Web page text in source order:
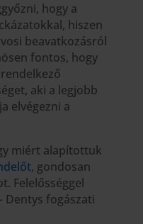
hogy a
hiszen
beavatkozásról
fontos, hogy
aki a legjobb
elvégezni a
miért alapítottuk
, gondosan
Felelősséggel
Dentys fogászati